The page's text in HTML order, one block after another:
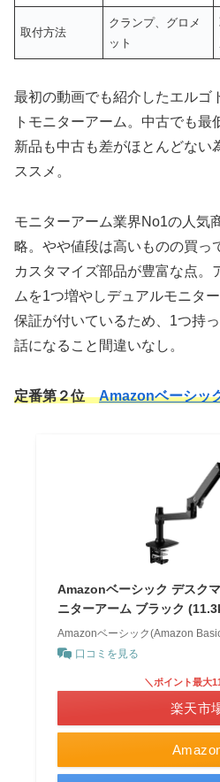
取付方法
クランプ、グロメ
ット
最初の動画でも紹介したエルゴ
トモニターアーム。中古でも最
新品も中古も差がほとんどない
ススメ。
モニターアーム業界No1の人気
略。やや値段は高いものの買っ
カスタマイズ部品が豊富な点。
ムを1つ増やしデュアルモニタ
保証が付いているため、1つ持
話になること間違いなし。
定番第２位Amazonベーシッ
Amazonベーシック デスク
ニターアーム ブラック
Amazonベーシック(Amazon
口コミを見る
＼ポイント最大
楽天市